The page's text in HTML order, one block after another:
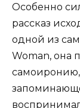
Особенно
рассказ
одной из
Woman, она
самоиронию,